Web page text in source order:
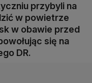
przybyli na
w powietrze
w obawie przed
się na
DR.